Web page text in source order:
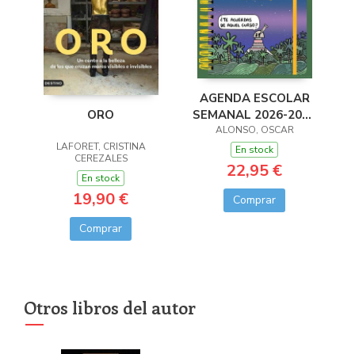
ORO
LAFORET, CRISTINA
CEREZALES
En stock
19,90 €
Comprar
AGENDA ESCOLAR
SEMANAL 2026-2027
72 KILOS
ALONSO, OSCAR
En stock
22,95 €
Comprar
Otros libros del autor